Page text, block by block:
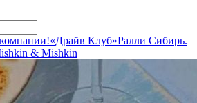
«Драйв Клуб»Ралли Сибирь.
& Mishkin